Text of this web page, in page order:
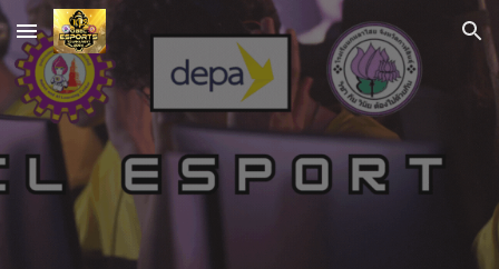
Skip to main content Skip to navigation